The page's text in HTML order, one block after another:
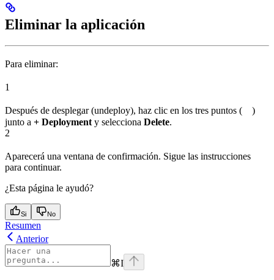
Eliminar la aplicación
Para eliminar:
1
Después de desplegar (undeploy), haz clic en los tres puntos (
)
junto a + Deployment y selecciona Delete.
2
Aparecerá una ventana de confirmación. Sigue las instrucciones
para continuar.
¿Esta página le ayudó?
Si No
Resumen
Anterior
⌘I